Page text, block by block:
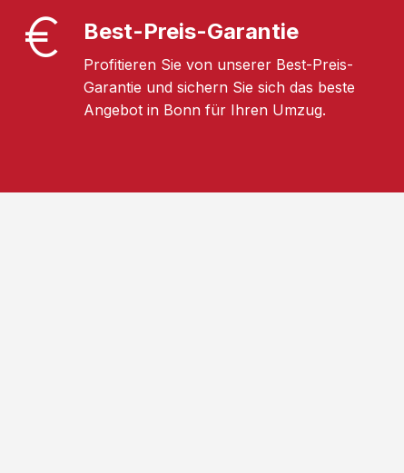
Best-Preis-Garantie
Profitieren Sie von unserer Best-Preis-
Garantie und sichern Sie sich das beste
Angebot in Bonn für Ihren Umzug.